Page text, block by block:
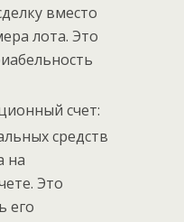
вместо
лота. Это
счет:
средств
на
Это
его